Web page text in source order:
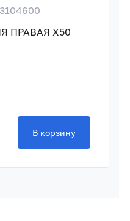
ПРАВАЯ X50
В корзину